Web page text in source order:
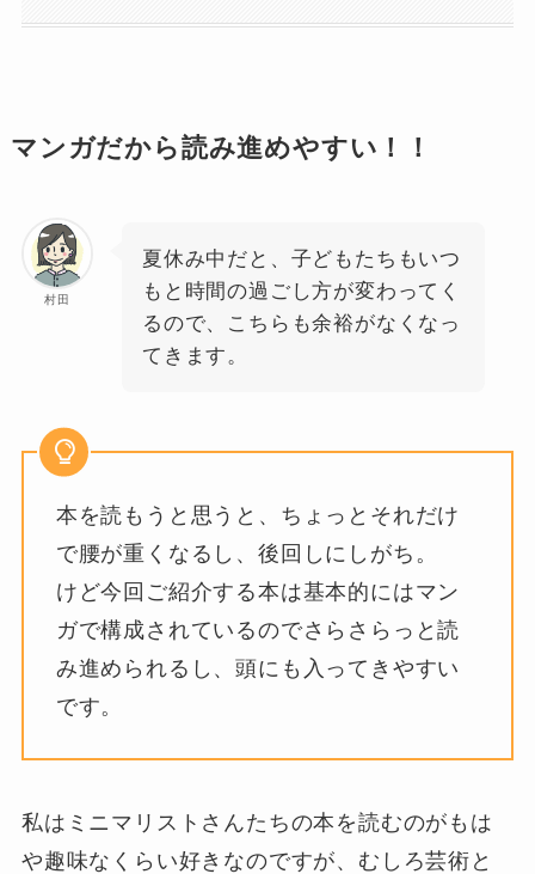
マンガだから読み進めやすい！！
村田
夏休み中だと、子どもたちもいつ
もと時間の過ごし方が変わってく
るので、こちらも余裕がなくなっ
てきます。
本を読もうと思うと、ちょっとそれだけ
で腰が重くなるし、後回しにしがち。
けど今回ご紹介する本は基本的にはマン
ガで構成されているのでさらさらっと読
み進められるし、頭にも入ってきやすい
です。
私はミニマリストさんたちの本を読むのがもは
や趣味なくらい好きなのですが、むしろ芸術と